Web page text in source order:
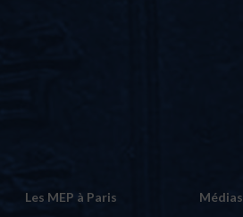
Les MEP à Paris Médias